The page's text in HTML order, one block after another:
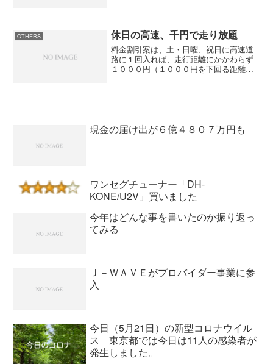
「深夜料金で７０００円だ...
OTHERS 休日の高速、千円で走り放題
料金割引案は、土・日曜、祝日に高速道
路に１回入れば、走行距離にかかわらず
１０００円（１０００円を下回る距離は
現金の届け出が６億４８０７万円も
ワンセグチューナー「DH-
KONE/U2V」買いました
今年はどんな事を書いたのか振り返っ
てみる
Ｊ－ＷＡＶＥがプロバイダー事業に参
入
今日（5月21日）の新型コロナウイル
ス 東京都では今日は11人の感染者が
発生しました。